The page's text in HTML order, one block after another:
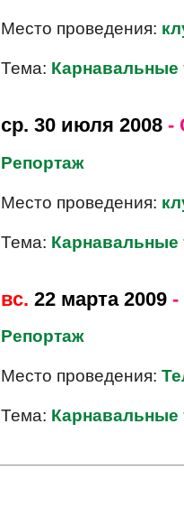
Место проведения:
Тема:
ср. 30 июля 2008 -
Репортаж
Место проведения:
Тема:
вс. 22 марта 2009 -
Репортаж
Место проведения:
Тема: